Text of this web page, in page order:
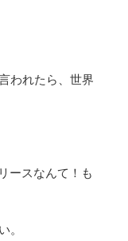
われたら、世界
ースなんて！も
。